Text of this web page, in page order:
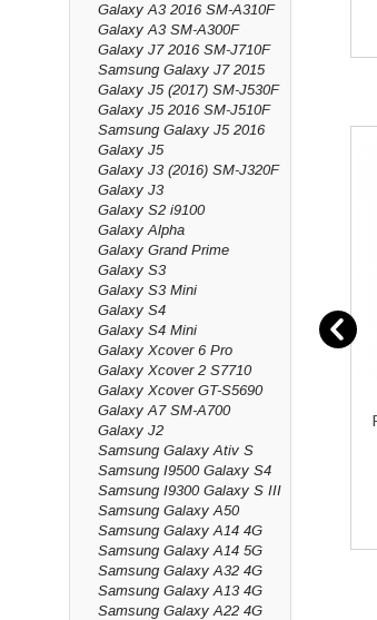
Galaxy A3 2016 SM-A310F
Galaxy A3 SM-A300F
Galaxy J7 2016 SM-J710F
Samsung Galaxy J7 2015
Galaxy J5 (2017) SM-J530F
Galaxy J5 2016 SM-J510F
Samsung Galaxy J5 2016
Galaxy J5
Galaxy J3 (2016) SM-J320F
Galaxy J3
Galaxy S2 i9100
Galaxy Alpha
Galaxy Grand Prime
Galaxy S3
Galaxy S3 Mini
Galaxy S4
Galaxy S4 Mini
Galaxy Xcover 6 Pro
Galaxy Xcover 2 S7710
Galaxy Xcover GT-S5690
Galaxy A7 SM-A700
Galaxy J2
Samsung Galaxy Ativ S
Samsung I9500 Galaxy S4
Samsung I9300 Galaxy S III
Samsung Galaxy A50
Samsung Galaxy A14 4G
Samsung Galaxy A14 5G
Samsung Galaxy A32 4G
Samsung Galaxy A13 4G
Samsung Galaxy A22 4G
Info Köp
HTC One Mini Batteri Original
I lager
149 kr 179 kr
Info